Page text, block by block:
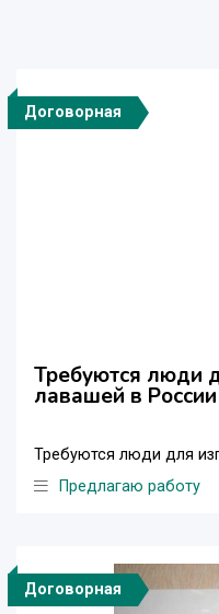
Договорная
Требуются люди
лавашей в России
Требуются люди для
Предлагаю работу
Договорная